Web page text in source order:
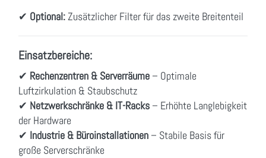
✔ Optional:Zusätzlicher Filter für das zweite Breitenteil
Einsatzbereiche:
✔ Rechenzentren & Serverräume – Optimale
Luftzirkulation & Staubschutz
✔ Netzwerkschränke & IT-Racks – Erhöhte Langlebigkeit
der Hardware
✔ Industrie & Büroinstallationen – Stabile Basis für
große Serverschränke